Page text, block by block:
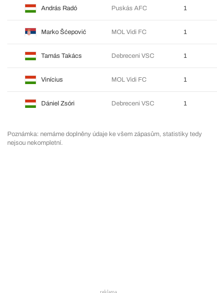
András Radó Puskás AFC 1
Marko Šćepović MOL Vidi FC 1
Tamás Takács Debreceni VSC 1
Vinícius MOL Vidi FC 1
Dániel Zsóri Debreceni VSC 1
Poznámka: nemáme doplněny údaje ke všem zápasům, statistiky tedy
nejsou nekompletní.